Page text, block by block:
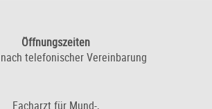
Öffnungszeiten
telefonischer Vereinbarung
Facharzt für Mund-,